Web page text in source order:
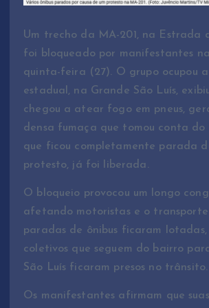
Um trecho da MA-201, na Estrada
foi bloqueado por manifestantes
quinta-feira (27). O grupo ocupou
estadual, na Grande São Luís,
chegou a atear fogo em pneus,
densa fumaça que tomou conta do
que ficou completamente parada
protesto, já foi liberada.
O bloqueio provocou um longo
afetando motoristas e o transporte
paradas de ônibus ficaram lotadas,
coletivos que seguem do bairro
São Luís ficaram presos no trânsito.
Os manifestantes afirmam que